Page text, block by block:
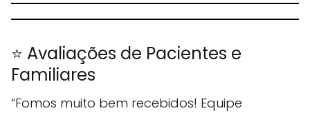
⭐ Avaliações de Pacientes e
Familiares
“Fomos muito bem recebidos! Equipe